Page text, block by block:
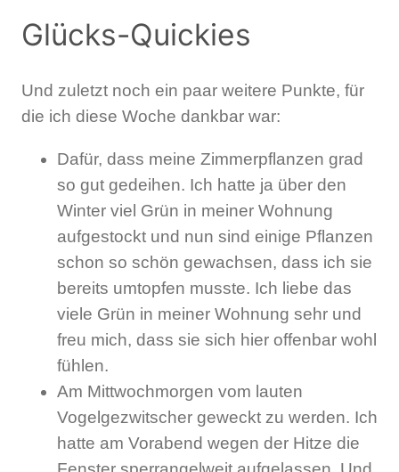
Glücks-Quickies
Und zuletzt noch ein paar weitere Punkte, für
die ich diese Woche dankbar war:
Dafür, dass meine Zimmerpflanzen grad
so gut gedeihen. Ich hatte ja über den
Winter viel Grün in meiner Wohnung
aufgestockt und nun sind einige Pflanzen
schon so schön gewachsen, dass ich sie
bereits umtopfen musste. Ich liebe das
viele Grün in meiner Wohnung sehr und
freu mich, dass sie sich hier offenbar wohl
fühlen.
Am Mittwochmorgen vom lauten
Vogelgezwitscher geweckt zu werden. Ich
hatte am Vorabend wegen der Hitze die